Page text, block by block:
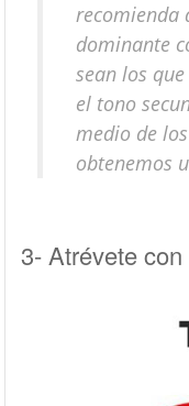
recomienda
dominante
sean los
el tono
medio de
obtenemos
3- Atrévete